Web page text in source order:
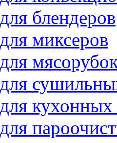
блендеров
миксеров
для